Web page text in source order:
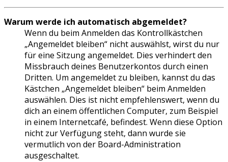
Warum werde ich automatisch abgemeldet?
Wenn du beim Anmelden das Kontrollkästchen
„Angemeldet bleiben“ nicht auswählst, wirst du nur
für eine Sitzung angemeldet. Dies verhindert den
Missbrauch deines Benutzerkontos durch einen
Dritten. Um angemeldet zu bleiben, kannst du das
Kästchen „Angemeldet bleiben“ beim Anmelden
auswählen. Dies ist nicht empfehlenswert, wenn du
dich an einem öffentlichen Computer, zum Beispiel
in einem Internetcafé, befindest. Wenn diese Option
nicht zur Verfügung steht, dann wurde sie
vermutlich von der Board-Administration
ausgeschaltet.